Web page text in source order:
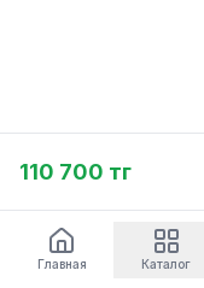
110 700 тг
Главная Каталог